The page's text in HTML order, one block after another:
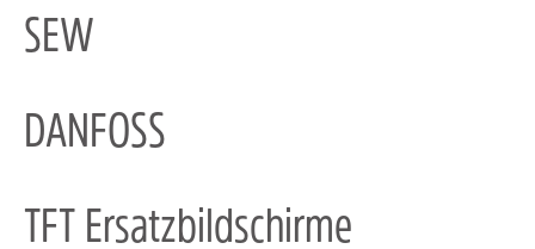
SEW
DANFOSS
TFT Ersatzbildschirme